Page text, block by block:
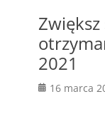
2021
Posted
16 marca